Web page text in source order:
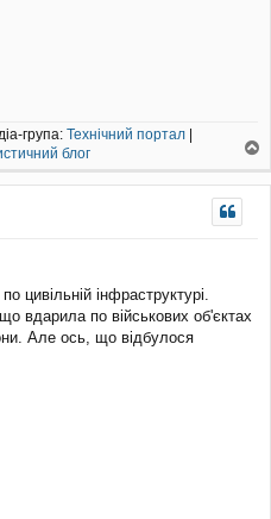
група: Технічний портал
блог
г
цивільній інфраструктурі.
вдарила по військових об'єктах
Але ось, що відбулося